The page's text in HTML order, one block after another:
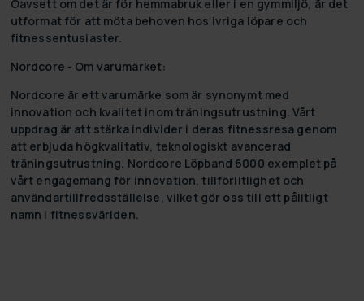
Oavsett om det är för hemmabruk eller i en gymmiljö, är det
utformat för att möta behoven hos ivriga löpare och
fitnessentusiaster.
Nordcore - Om varumärket:
Nordcore är ett varumärke som är synonymt med
innovation och kvalitet inom träningsutrustning. Vårt
uppdrag är att stärka individer i deras fitnessresa genom
att erbjuda högkvalitativ, teknologiskt avancerad
träningsutrustning. Nordcore Löpband 6000 exemplet på
vårt engagemang för innovation, tillförlitlighet och
användartillfredsställelse, vilket gör oss till ett pålitligt
namn i fitnessvärlden.